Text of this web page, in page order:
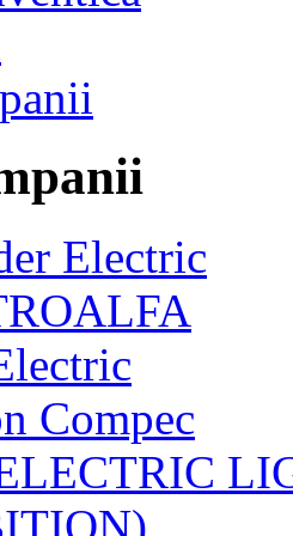
Electric
Compec